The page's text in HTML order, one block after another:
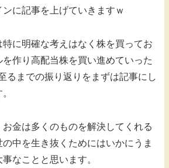
に記事を上げていきますｗ
に明確な考えはなく株を買ってお
を作り高配当株を買い進めていった
るまでの振り返りをまずは記事にし
金は多くのものを解決してくれる
中を生き抜くためにはいかにうま
なことと思います。